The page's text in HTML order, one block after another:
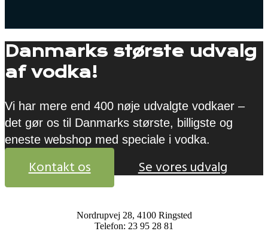
Danmarks største udvalg
af vodka!
Vi har mere end 400 nøje udvalgte vodkaer –
det gør os til Danmarks største, billigste og
eneste webshop med speciale i vodka.
Kontakt os Se vores udvalg
Nordrupvej 28, 4100 Ringsted
Telefon: 23 95 28 81